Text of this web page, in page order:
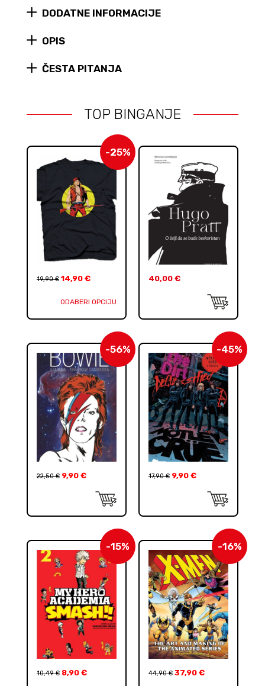
DODATNE INFORMACIJE
OPIS
ČESTA PITANJA
TOP BINGANJE
-25%
19,90€ 14,90 €
ODABERI OPCIJU
40,00 €
-56%
22,50€ 9,90 €
-45%
17,90€ 9,90 €
-15%
10,49€ 8,90 €
-16%
44,90€ 37,90 €